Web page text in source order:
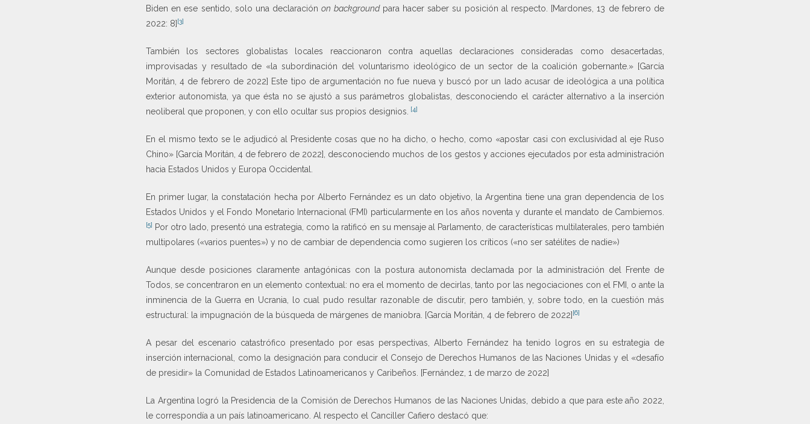
Biden en ese sentido, solo una declaraciónon backgroundpara hacer saber su posición al respecto. [Mardones, 13 de febrero de
2022: 8] [3]
También los sectores globalistas locales reaccionaron contra aquellas declaraciones consideradas como desacertadas,
improvisadas y resultado de «la subordinación del voluntarismo ideológico de un sector de la coalición gobernante.» [García
Moritán, 4 de febrero de 2022] Este tipo de argumentación no fue nueva y buscó por un lado acusar de ideológica a una política
exterior autonomista, ya que ésta no se ajustó a sus parámetros globalistas, desconociendo el carácter alternativo a la inserción
neoliberal que proponen, y con ello ocultar sus propios designios. [4]
En el mismo texto se le adjudicó al Presidente cosas que no ha dicho, o hecho, como «apostar casi con exclusividad al eje Ruso
Chino» [García Moritán, 4 de febrero de 2022], desconociendo muchos de los gestos y acciones ejecutados por esta administración
hacia Estados Unidos y Europa Occidental.
En primer lugar, la constatación hecha por Alberto Fernández es un dato objetivo, la Argentina tiene una gran dependencia de los
Estados Unidos y el Fondo Monetario Internacional (FMI) particularmente en los años noventa y durante el mandato de Cambiemos.
[5] Por otro lado, presentó una estrategia, como la ratificó en su mensaje al Parlamento, de características multilaterales, pero también
multipolares («varios puentes») y no de cambiar de dependencia como sugieren los críticos («no ser satélites de nadie»)
Aunque desde posiciones claramente antagónicas con la postura autonomista declamada por la administración del Frente de
Todos, se concentraron en un elemento contextual: no era el momento de decirlas, tanto por las negociaciones con el FMI, o ante la
inminencia de la Guerra en Ucrania, lo cual pudo resultar razonable de discutir, pero también, y, sobre todo, en la cuestión más
estructural: la impugnación de la búsqueda de márgenes de maniobra. [García Moritán, 4 de febrero de 2022] [6]
A pesar del escenario catastrófico presentado por esas perspectivas, Alberto Fernández ha tenido logros en su estrategia de
inserción internacional, como la designación para conducir el Consejo de Derechos Humanos de las Naciones Unidas y el «desafío
de presidir» la Comunidad de Estados Latinoamericanos y Caribeños. [Fernández, 1 de marzo de 2022]
La Argentina logró la Presidencia de la Comisión de Derechos Humanos de las Naciones Unidas, debido a que para este año 2022,
le correspondía a un país latinoamericano. Al respecto el Canciller Cafiero destacó que: